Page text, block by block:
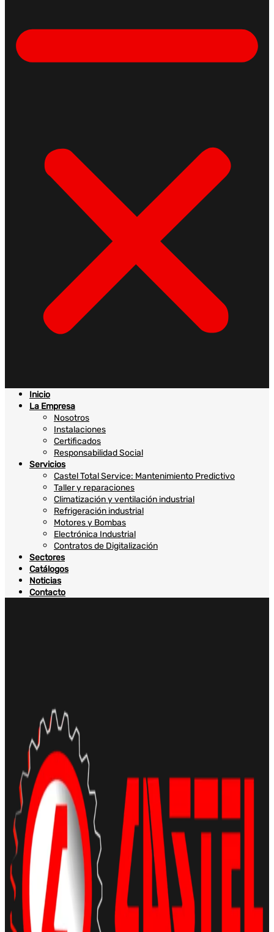
Inicio
La Empresa
Nosotros
Instalaciones
Certificados
Responsabilidad Social
Servicios
Castel Total Service: Mantenimiento Predictivo
Taller y reparaciones
Climatización y ventilación industrial
Refrigeración industrial
Motores y Bombas
Electrónica Industrial
Contratos de Digitalización
Sectores
Catálogos
Noticias
Contacto